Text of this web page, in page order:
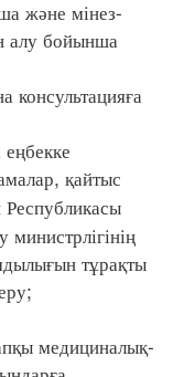
және мінез-
алу бойынша
қайтыс
Республикасы
тұрақты
медициналық-